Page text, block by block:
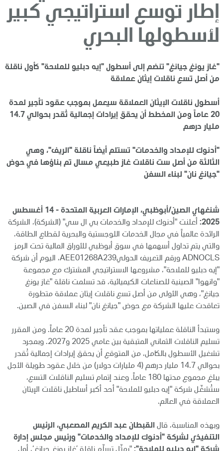
إطار توسع استراتيجي كبير
لأسطولها البحري
"غاز يونغ جيانغ" تنضم إلى أسطول "إيه دبليو للملاحة" كأول ناقلة
من أصل تسع ناقلات إيثان عملاقة
أسطول ناقلات الإيثان العملاقة سيعمل بموجب عقود تأجير لمدة
20 عاماً ومن المخطط أن يحقق إيرادات إجمالية تُقدر بحوالي 14.7
مليار درهم
"أدنوك للإمداد والخدمات" تستلم أيضاً ناقلة "الريف"، وهي
الثالثة من أصل ست ناقلات غاز طبيعي مسال تم بناؤها في حوض
"جيانغ نان" لبناء السفن
شنغهاي الصين/أبوظبي، الإمارات العربية المتحدة - 14 أغسطس
2025: أعلنت "أدنوك للإمداد والخدمات بي ال سي" (الشركة)، الشركة
الرائدة عالمياً في مجال الخدمات اللوجستية والبحرية لقطاع الطاقة،
والتي يتم تداول أسهمها في سوق أبوظبي للأوراق المالية تحت الرمز
ADNOCLS ورقم التعريف الدوليAEE01268A239، اليوم أن شركة
"إيه دبليو للملاحة"، مشروعها الاستراتيجي المشترك مع مجموعة
"وانهوا" الصينية للصناعات الكيميائية، قد تسلمت ناقلة "غاز يونغ
جيانغ"، وهي الأولى من أصل تسع ناقلات إيثان عملاقة متطورة
تعاقدت عليها الشركة مع حوض "جيانغ نان" لبناء السفن في الصين.
وستبدأ الناقلة عملياتها بموجب عقد تأجير لمدة 20 عاماً. ومن المقرر
تسليم الناقلات الثماني المتبقية بين عامي 2025 و2027. وبمجرد
تشغيل الأسطول بالكامل، من المتوقع أن يحقق إيرادات إجمالية تُقدر
بحوالي 14.7 مليار درهم (4 مليارات دولار) من خلال عقود طويلة الأجل
يبلغ مجموع مدتها 180 عاماً. وعند إتمام تسليم الناقلات التسع،
ستُشغّل شركة "إيه دبليو للملاحة" أحد أكبر أساطيل ناقلات الإيثان
العملاقة في العالم.
وبهذه المناسبة، قال القبطان عبد الكريم المصعبي، الرئيس
التنفيذي لشركة "أدنوك للإمداد والخدمات" ورئيس مجلس إدارة